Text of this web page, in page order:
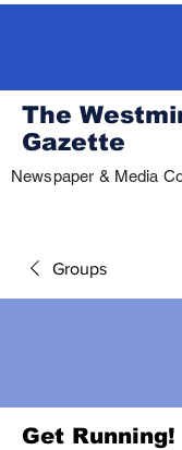
The
Gazette
Newspaper & Media
Groups
Get Running!